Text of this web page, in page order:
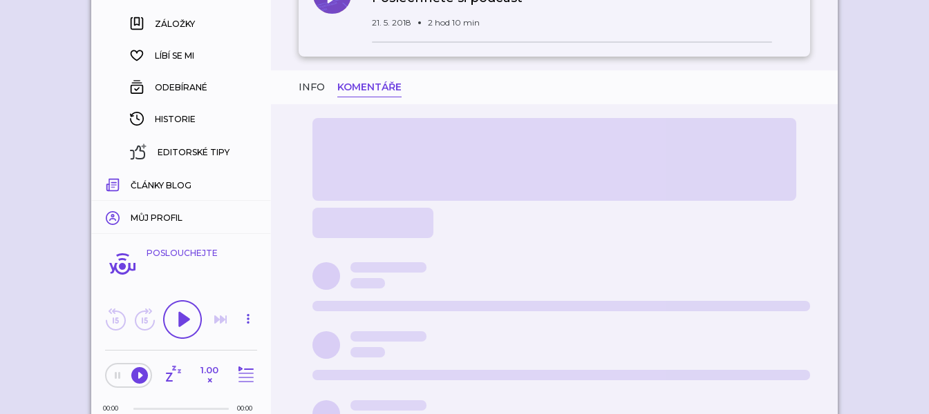
ZÁLOŽKY
HISTORIE
ZÁLOŽKY
LÍBÍ SE MI
ODEBÍRANÉ
HISTORIE
EDITORSKÉ TIPY
ČLÁNKY BLOG
MŮJ PROFIL
POSLOUCHEJTE
1.00
×
00:00 00:00
21. 5. 2018 2 hod 10 min
INFO KOMENTÁŘE